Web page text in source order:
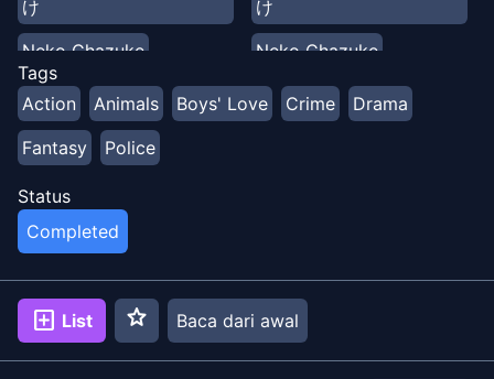
Ryo dalam keadaan darurat... ? Beastman × Human:
Aksi Cinta yang Tak Seimbang!
け
Neko Chazuke
け
Neko Chazuke
Tags
Action
Animals Boys' Love Crime
Drama
Fantasy
Police
Status
Completed
add_box List star Baca dari awal